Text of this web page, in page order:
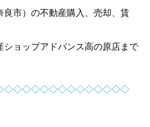
市）の不動産購入、売却、賃
ショップアドバンス高の原店まで
◇◇◇◇◇◇◇